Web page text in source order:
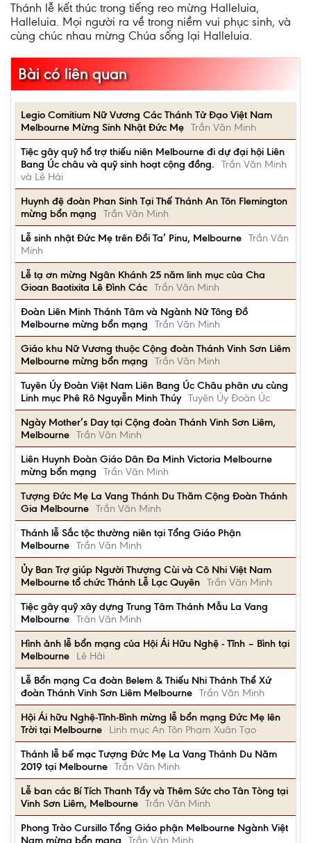
Thánh lễ kết thúc trong tiếng reo mừng Halleluia,
Halleluia. Mọi người ra về trong niềm vui phục sinh, và
cùng chúc nhau mừng Chúa sống lại Halleluia.
Bài có liên quan
Legio Comitium Nữ Vương Các Thánh Tử Đạo Việt Nam
Melbourne Mừng Sinh Nhật Đức Mẹ Trần Văn Minh
Tiệc gây quỹ hổ trợ thiếu niên Melbourne đi dự đại hội Liên
Bang Úc châu và quỹ sinh hoạt cộng đồng.
Trần Văn Minh
và Lê Hải
Huynh đệ đoàn Phan Sinh Tại Thế Thánh An Tôn Flemington
mừng bổn mạng
Trần Văn Minh
Lễ sinh nhật Đức Mẹ trên Đồi Ta’ Pinu, Melbourne Trần Văn
Minh
Lễ tạ ơn mừng Ngân Khánh 25 năm linh mục của Cha
Gioan Baotixita Lê Đình Các Trần Văn Minh
Đoàn Liên Minh Thánh Tâm và Ngành Nữ Tông Đồ
Melbourne mừng bổn mạng
Trần Văn Minh
Giáo khu Nữ Vương thuộc Cộng đoàn Thánh Vinh Sơn Liêm
Melbourne mừng bổn mạng
Trần Văn Minh
Tuyên Úy Đoàn Việt Nam Liên Bang Úc Châu phân ưu cùng
Linh mục Phê Rô Nguyễn Minh Thúy Tuyên Úy Đoàn Úc
Ngày Mother’s Day tại Cộng đoàn Thánh Vinh Sơn Liêm,
Melbourne Trần Văn Minh
Liên Huynh Đoàn Giáo Dân Đa Minh Victoria Melbourne
mừng bổn mạng
Trần Văn Minh
Tượng Đức Mẹ La Vang Thánh Du Thăm Cộng Đoàn Thánh
Gia Melbourne Trần Văn Minh
Thánh lễ Sắc tộc thường niên tại Tổng Giáo Phận
Melbourne Trần Văn Minh
Ủy Ban Trợ giúp Người Thượng Cùi và Cô Nhi Việt Nam
Melbourne tổ chức Thánh Lễ Lạc Quyên Trần Văn Minh
Tiệc gây quỹ xây dựng Trung Tâm Thánh Mẫu La Vang
Melbourne Trân Văn Minh
Hình ảnh lễ bổn mạng của Hội Ái Hữu Nghệ - Tĩnh – Bình tại
Melbourne
Lê Hải
Lễ Bổn mạng Ca đoàn Belem & Thiếu Nhi Thánh Thể Xứ
đoàn Thánh Vinh Sơn Liêm Melbourne Trần Văn Minh
Hội Ái hữu Nghệ-Tĩnh-Bình mừng lễ bổn mạng Đức Mẹ lên
Trời tại Melbourne
Linh mục An Tôn Phạm Xuân Tạo
Thánh lễ bế mạc Tượng Đức Mẹ La Vang Thánh Du Năm
2019 tại Melbourne Trần Văn Minh
Lễ ban các Bí Tích Thanh Tẩy và Thêm Sức cho Tân Tòng tại
Vinh Sơn Liêm, Melbourne Trần Văn Minh
Phong Trào Cursillo Tổng Giáo phận Melbourne Ngành Việt
Nam mừng bổn mạng
Trần Văn Minh